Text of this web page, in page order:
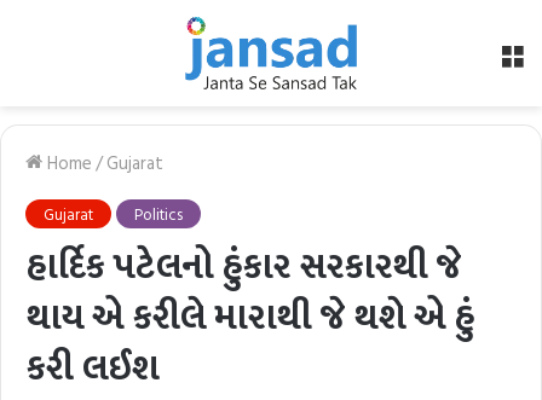
Home/Gujarat
Gujarat Politics
હાર્દિક પટેલનો હુંકાર સરકારથી જે
થાય એ કરીલે મારાથી જે થશે એ હું
કરી લઈશ